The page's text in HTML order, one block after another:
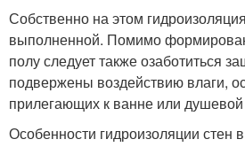
Собственно на этом
выполненной. Помимо
полу следует также озаботиться
подвержены воздействию влаги,
прилегающих к ванне или душевой
Особенности гидроизоляции стен